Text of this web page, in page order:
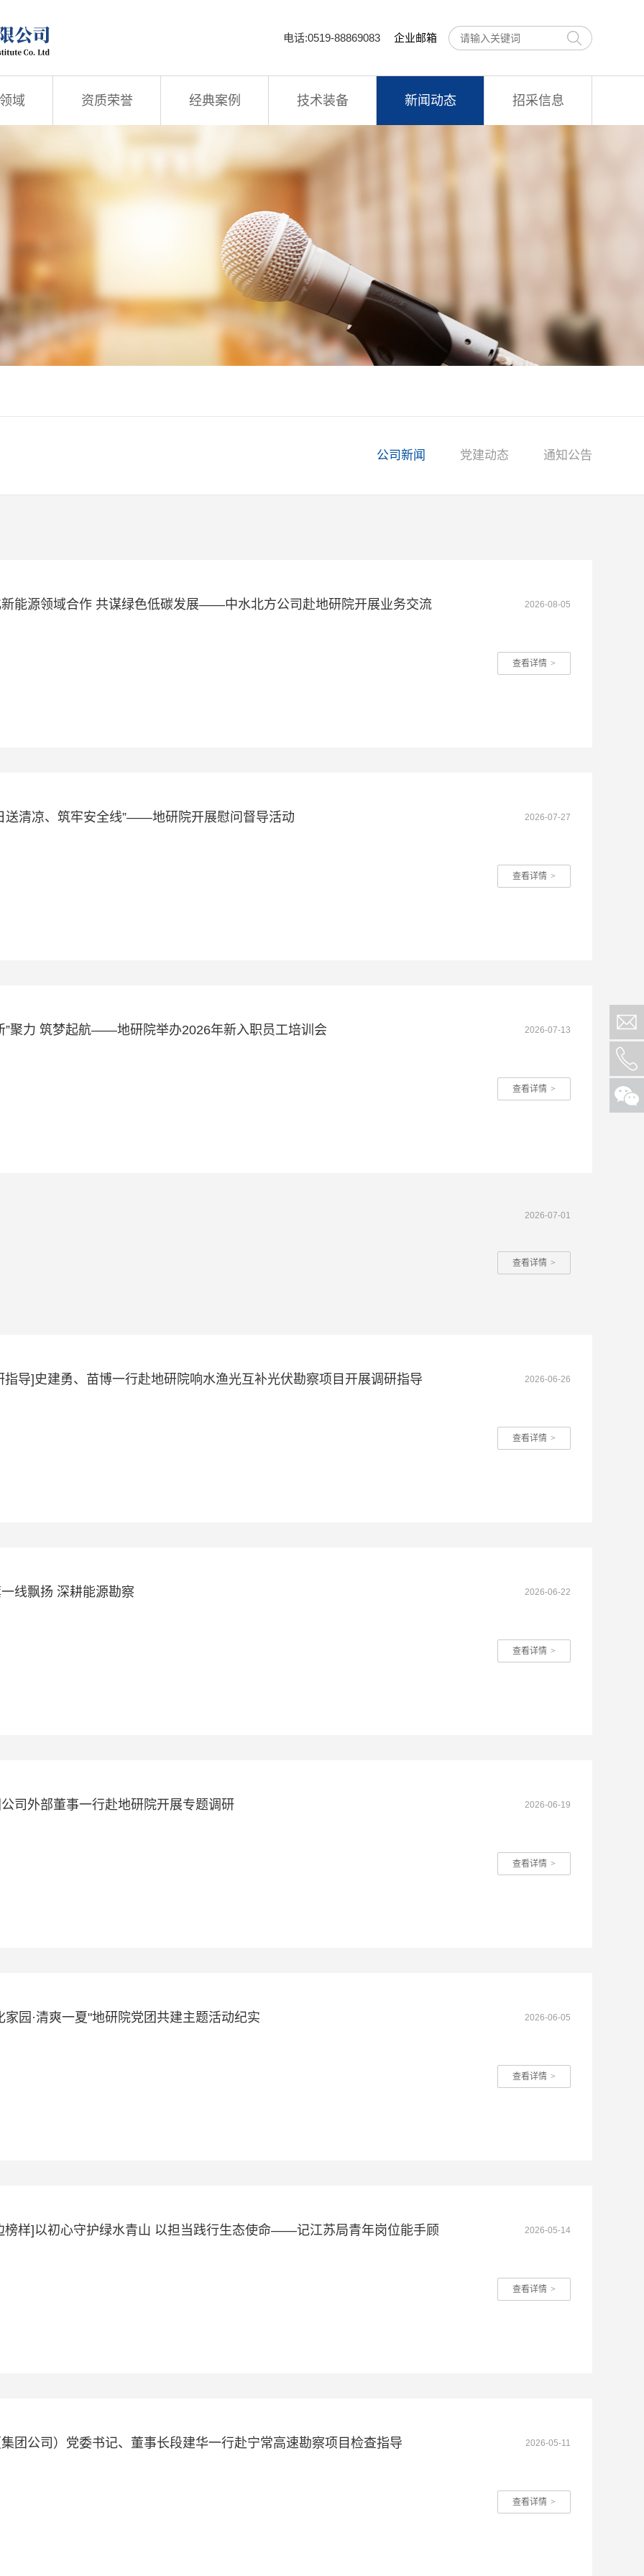
电话:0519-88869083 企业邮箱
域 资质荣誉 经典案例 技术装备 新闻动态 招采信息
公司新闻 党建动态 通知公告
能源领域合作 共谋绿色低碳发展——中水北方公司赴地研院开展业务交流 2026-08-05
查看详情 >
送清凉、筑牢安全线”——地研院开展慰问督导活动 2026-07-27
查看详情 >
”聚力 筑梦起航——地研院举办2026年新入职员工培训会 2026-07-13
查看详情 >
2026-07-01
查看详情 >
指导]史建勇、苗博一行赴地研院响水渔光互补光伏勘察项目开展调研指导 2026-06-26
查看详情 >
线飘扬 深耕能源勘察 2026-06-22
查看详情 >
司外部董事一行赴地研院开展专题调研 2026-06-19
查看详情 >
家园·清爽一夏"地研院党团共建主题活动纪实 2026-06-05
查看详情 >
榜样]以初心守护绿水青山 以担当践行生态使命——记江苏局青年岗位能手顾 2026-05-14
查看详情 >
团公司）党委书记、董事长段建华一行赴宁常高速勘察项目检查指导 2026-05-11
查看详情 >